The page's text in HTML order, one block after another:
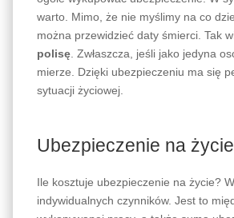
Z pewnością wiele osób odpowie, że
powinni zwłaszcza ci, którzy mają
sytuacji, w której nie ma się bliskich –
otrzymać pieniędzy obiecanych przez
wypadek naszej śmierci.
Indywidualne czy